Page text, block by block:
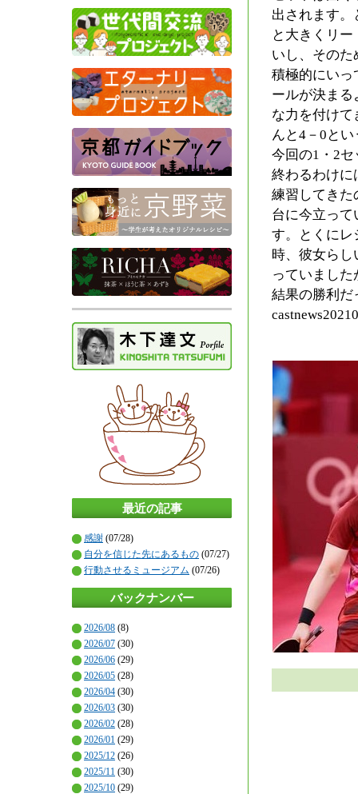
最近の記事
感謝 (07/28)
自分を信じた先にあるもの (07/27)
行動させるミュージアム (07/26)
バックナンバー
2026/08 (8)
2026/07 (30)
2026/06 (29)
2026/05 (28)
2026/04 (30)
2026/03 (30)
2026/02 (28)
2026/01 (29)
2025/12 (26)
2025/11 (30)
2025/10 (29)
出されます。
と大きくリ
いし、その
積極的にいっ
ールが決ま
な力を付けて
んと4－0と
今回の1・2
終わるわけに
練習してきた
台に今立っ
す。とくにレ
時、彼女ら
っていまし
結果の勝利